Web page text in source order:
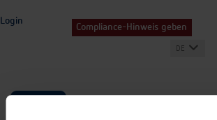
Login
Compliance-Hinweis geben